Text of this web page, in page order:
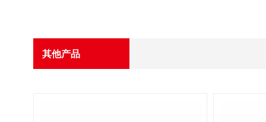
其他产品